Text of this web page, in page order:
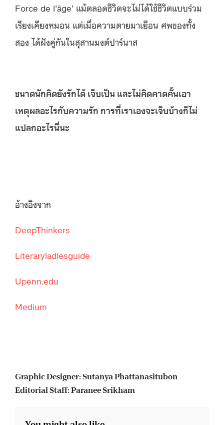
Force de l’âge’ แม้ตลอดชีวิตจะไม่ได้ใช้ชีวิตแบบร่วม
เรียงเคียงหมอน แต่เมื่อความตายมาเยือน ศพของทั้ง
สอง ได้ฝังคู่กันในสุสานมงต์ปาร์นาส
ขนาดนักคิดยังรักได้ เจ็บเป็น และไม่คิดคาดคั้นเอา
เหตุผลอะไรกับความรัก การที่เราเองจะเจ็บบ้างก็ไม่
แปลกอะไรนี่นะ
อ้างอิงจาก
DeepThinkers
Literaryladiesguide
Upenn.edu
Medium
Graphic Designer: Sutanya Phattanasitubon
Editorial Staff: Paranee Srikham